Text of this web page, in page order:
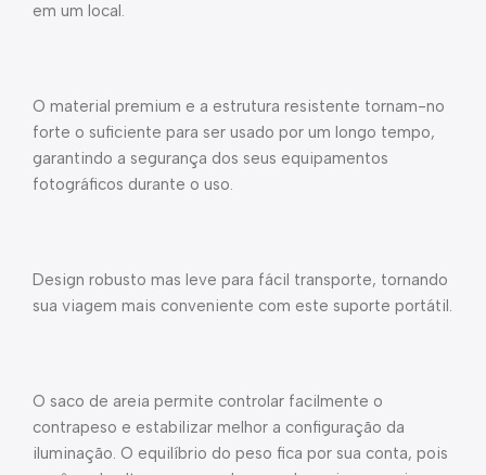
em um local.
O material premium e a estrutura resistente tornam-no
forte o suficiente para ser usado por um longo tempo,
garantindo a segurança dos seus equipamentos
fotográficos durante o uso.
Design robusto mas leve para fácil transporte, tornando
sua viagem mais conveniente com este suporte portátil.
O saco de areia permite controlar facilmente o
contrapeso e estabilizar melhor a configuração da
iluminação. O equilíbrio do peso fica por sua conta, pois